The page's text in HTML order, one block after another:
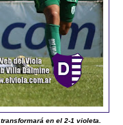
en el 2-1 violeta.